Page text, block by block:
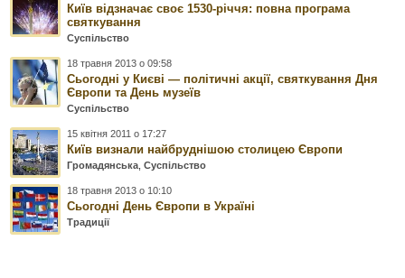
Київ відзначає своє 1530-річчя: повна програма
святкування
Суспільство
18 травня 2013 о 09:58
Сьогодні у Києві — політичні акції, святкування Дня
Європи та День музеїв
Суспільство
15 квітня 2011 о 17:27
Київ визнали найбруднішою столицею Європи
Громадянська ,Суспільство
18 травня 2013 о 10:10
Сьогодні День Європи в Україні
Традиції